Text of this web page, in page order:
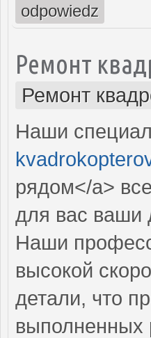
odpowiedz
Ремонт
Ремонт
Наши
рядом</a>
для вас ваши
Наши
высокой
детали, что
выполненных